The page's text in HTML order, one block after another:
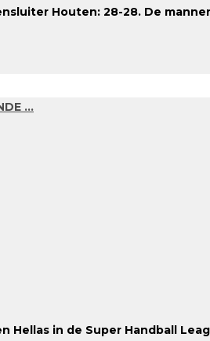
Houten: 28-28. De
…
Hellas in de Super Handball